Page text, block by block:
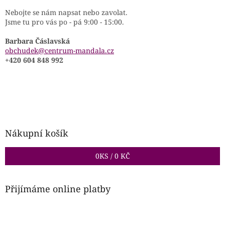
Nebojte se nám napsat nebo zavolat.
Jsme tu pro vás po - pá 9:00 - 15:00.
Barbara Čáslavská
obchudek@centrum-mandala.cz
+420 604 848 992
Nákupní košík
0KS / 0 KČ
Přijímáme online platby